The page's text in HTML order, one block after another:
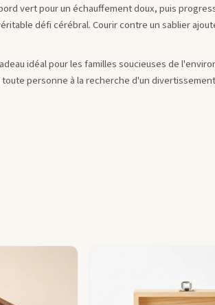
vert pour un échauffement doux, puis
défi cérébral. Courir contre un sablier
idéal pour les familles soucieuses de
personne à la recherche d'un